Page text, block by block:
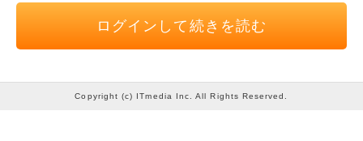
ログインして続きを読む
Copyright (c) ITmedia Inc. All Rights Reserved.